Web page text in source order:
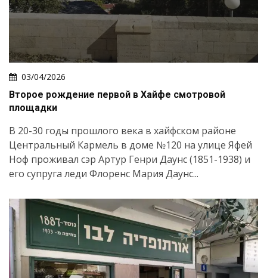
03/04/2026
Второе рождение первой в Хайфе смотровой
площадки
В 20-30 годы прошлого века в хайфском районе
Центральный Кармель в доме №120 на улице Яфей
Ноф проживал сэр Артур Генри Даунс (1851-1938) и
его супруга леди Флоренс Мария Даунс...